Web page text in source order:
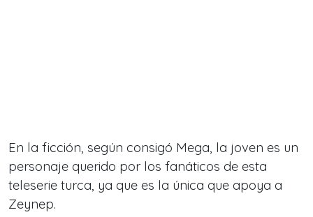
En la ficción, según consigó Mega, la joven es un
personaje querido por los fanáticos de esta
teleserie turca, ya que es la única que apoya a
Zeynep.